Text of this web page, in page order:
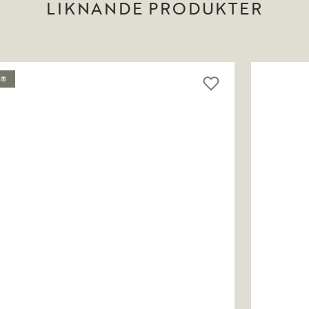
LIKNANDE PRODUKTER